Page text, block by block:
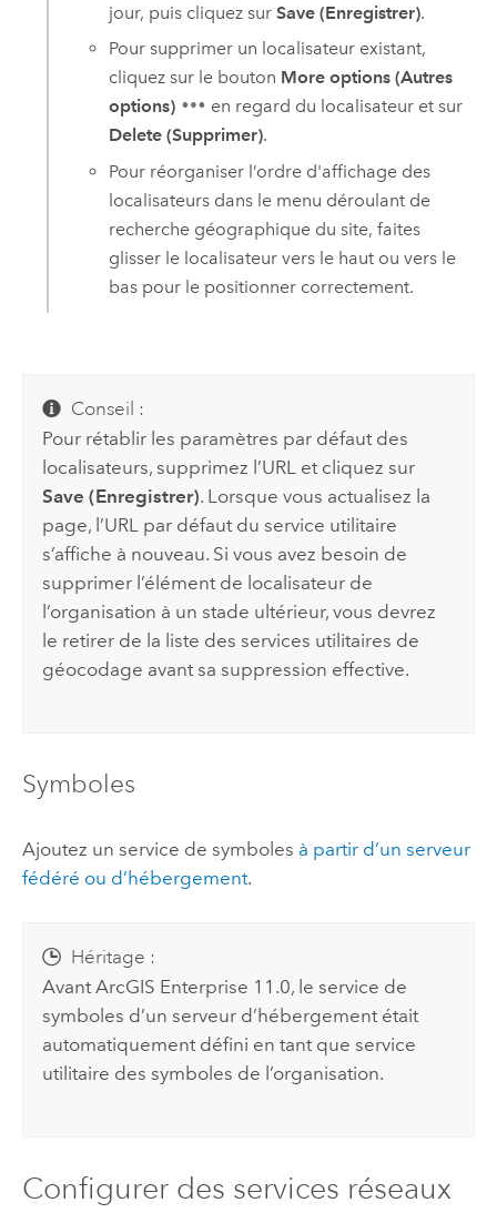
jour, puis cliquez surSave (Enregistrer).
Pour supprimer un localisateur existant,
cliquez sur le bouton More options (Autres
options)
en regard du localisateur et sur
Delete (Supprimer).
Pour réorganiser l’ordre d'affichage des
localisateurs dans le menu déroulant de
recherche géographique du site, faites
glisser le localisateur vers le haut ou vers le
bas pour le positionner correctement.
Conseil :
Pour rétablir les paramètres par défaut des
localisateurs, supprimez l’URL et cliquez sur
Save (Enregistrer). Lorsque vous actualisez la
page, l’URL par défaut du service utilitaire
s’affiche à nouveau. Si vous avez besoin de
supprimer l’élément de localisateur de
l’organisation à un stade ultérieur, vous devrez
le retirer de la liste des services utilitaires de
géocodage avant sa suppression effective.
Symboles
Ajoutez un service de symboles à partir d’un serveur
fédéré ou d’hébergement.
Héritage :
AvantArcGIS Enterprise 11.0, le service de
symboles d’un serveur d’hébergement était
automatiquement défini en tant que service
utilitaire des symboles de l’organisation.
Configurer des services réseaux